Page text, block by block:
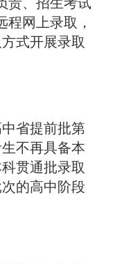
程网上录取，
式开展录取
省提前批第
不再具备本
贯通批录取
的高中阶段